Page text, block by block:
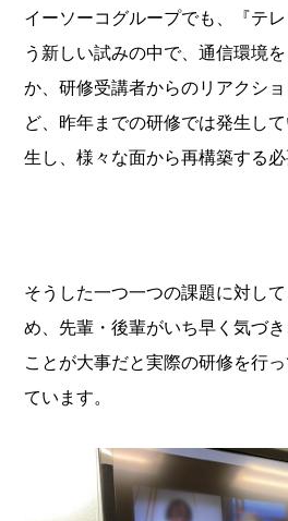
イーソーコグループでも、『テ
う新しい試みの中で、通信環境
か、研修受講者からのリアクシ
ど、昨年までの研修では発生し
生し、様々な面から再構築する必
そうした一つ一つの課題に対し
め、先輩・後輩がいち早く気づ
ことが大事だと実際の研修を行
ています。